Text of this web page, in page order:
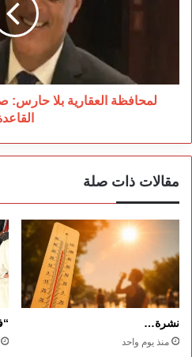
صمت
في
القاعدة
لمحافظة العقارية بلا
مقالات ذات صلة
نشرة…
منذ يوم واحد